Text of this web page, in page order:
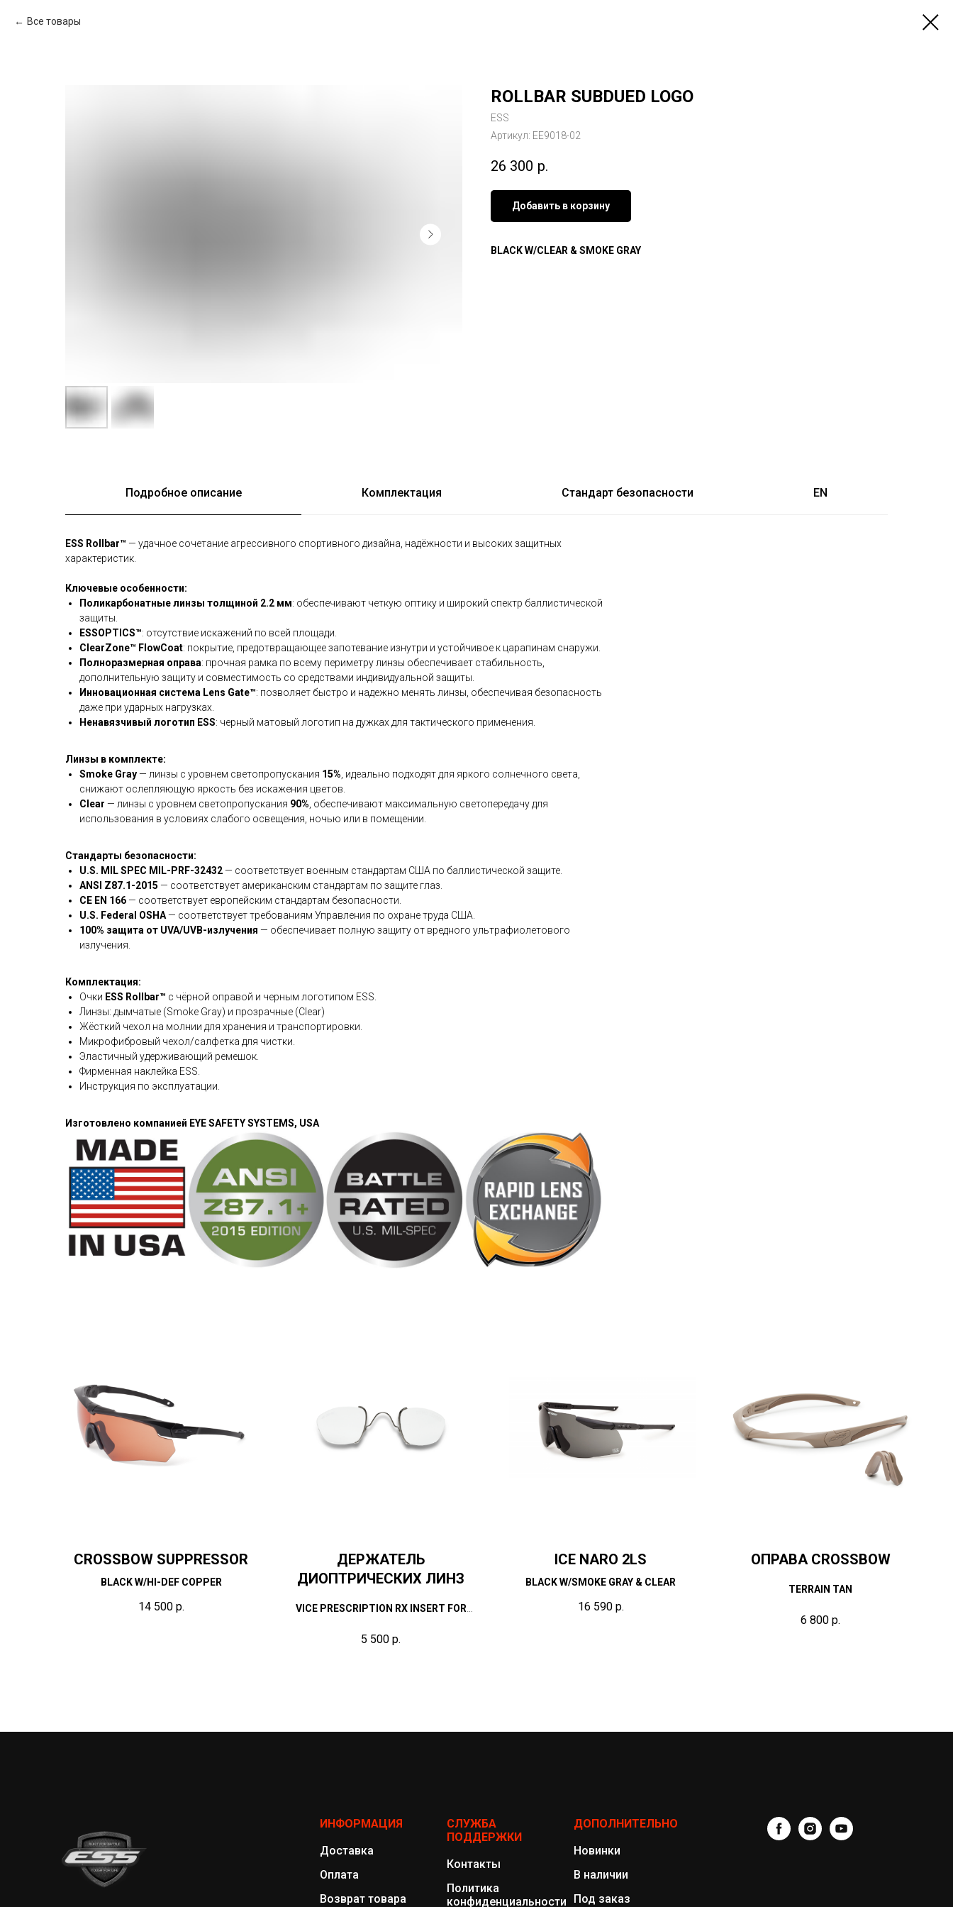
Все товары
ROLLBAR SUBDUED LOGO
ESS
Артикул: EE9018-02
26 300 р.
Добавить в корзину
BLACK W/CLEAR & SMOKE GRAY
Подробное описание Комплектация Стандарт безопасности EN
ESS Rollbar™ — удачное сочетание агрессивного спортивного дизайна, надёжности и высоких защитных
характеристик.
Ключевые особенности:
Поликарбонатные линзы толщиной 2.2 мм: обеспечивают четкую оптику и широкий спектр баллистической
защиты.
ESSOPTICS™: отсутствие искажений по всей площади.
ClearZone™ FlowCoat: покрытие, предотвращающее запотевание изнутри и устойчивое к царапинам снаружи.
Полноразмерная оправа: прочная рамка по всему периметру линзы обеспечивает стабильность,
дополнительную защиту и совместимость со средствами индивидуальной защиты.
Инновационная система Lens Gate™: позволяет быстро и надежно менять линзы, обеспечивая безопасность
даже при ударных нагрузках.
Ненавязчивый логотип ESS: черный матовый логотип на дужках для тактического применения.
Линзы в комплекте:
Smoke Gray— линзы с уровнем светопропускания 15% , идеально подходят для яркого солнечного света,
снижают ослепляющую яркость без искажения цветов.
Clear — линзы с уровнем светопропускания 90% , обеспечивают максимальную светопередачу для
использования в условиях слабого освещения, ночью или в помещении.
Стандарты безопасности:
U.S. MIL SPEC MIL-PRF-32432— соответствует военным стандартам США по баллистической защите.
ANSI Z87.1-2015 — соответствует американским стандартам по защите глаз.
CE EN 166— соответствует европейским стандартам безопасности.
U.S. Federal OSHA— соответствует требованиям Управления по охране труда США.
100% защита от UVA/UVB-излучения — обеспечивает полную защиту от вредного ультрафиолетового
излучения.
Комплектация:
Очки ESS Rollbar™ с чёрной оправой и черным логотипом ESS.
Линзы: дымчатые (Smoke Gray) и прозрачные (Clear)
Жёсткий чехол на молнии для хранения и транспортировки.
Микрофибровый чехол/салфетка для чистки.
Эластичный удерживающий ремешок.
Фирменная наклейка ESS.
Инструкция по эксплуатации.
Изготовлено компанией EYE SAFETY SYSTEMS, USA
CROSSBOW SUPPRESSOR
BLACK W/HI-DEF COPPER
14 500 р.
ДЕРЖАТЕЛЬ
ДИОПТРИЧЕСКИХ ЛИНЗ
VICE PRESCRIPTION RX INSERT FOR
CROSSBOW, CROSSHAIR, ICE & ICE
5 500 р.
ICE NARO 2LS
BLACK W/SMOKE GRAY & CLEAR
16 590 р.
ОПРАВА CROSSBOW
TERRAIN TAN
6 800 р.
ИНФОРМАЦИЯ
Доставка
Оплата
Возврат товара
СЛУЖБА
ПОДДЕРЖКИ
Контакты
Политика
конфиденциальности
ДОПОЛНИТЕЛЬНО
Новинки
В наличии
Под заказ